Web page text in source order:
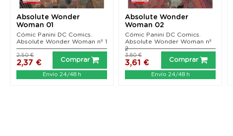
Absolute Wonder
Woman 01
Cómic Panini DC Comics.
Absolute Wonder Woman nº 1
2,37 €
2,50 €
Comprar
Envío 24/48 h
Absolute Wonder
Woman 02
Cómic Panini DC Comics.
Absolute Wonder Woman nº
2
3,61 €
3,80 €
Comprar
Envío 24/48 h